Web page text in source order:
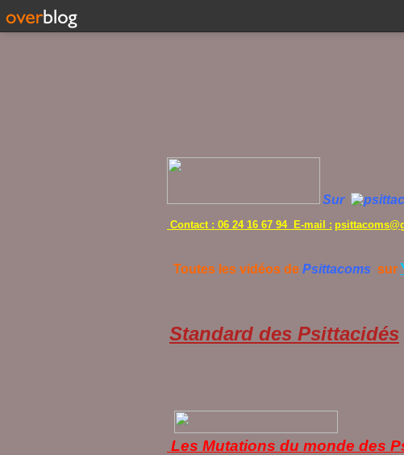
Sur
Contact : 06 24 16 67 94 E-mail :
Toutes les vidéos de Psittacoms sur
Standard des Psittacidés
Les Mutations du monde des